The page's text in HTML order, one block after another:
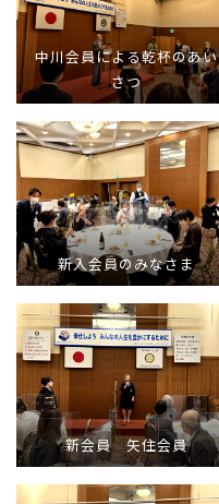
中川会員による乾杯のあい
さつ
新入会員のみなさま
新会員 矢住会員